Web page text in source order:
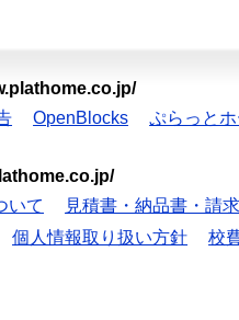
OpenBlocks ぷらっと
いて 見積書・納品書・請
個人情報取り扱い方針 校